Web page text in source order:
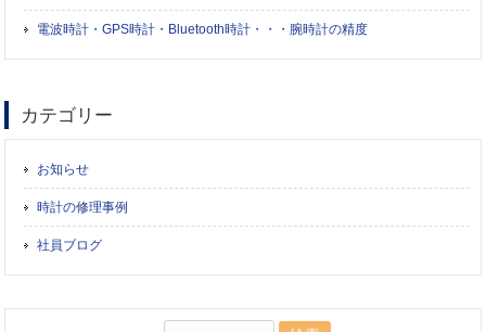
電波時計・GPS時計・Bluetooth時計・・・腕時計の精度
カテゴリー
お知らせ
時計の修理事例
社員ブログ